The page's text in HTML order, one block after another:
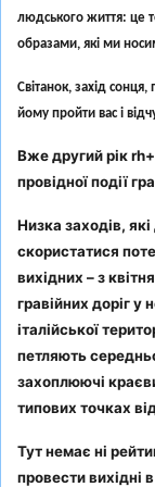
людського життя: це
образами, які ми
Світанок, захід
йому пройти вас і
Вже другий рік
провідної події
Низка заходів,
скористатися
вихідних – з
гравійних доріг у
італійської
петляють
захоплюючі
типових точках
Тут немає ні
провести вихідні